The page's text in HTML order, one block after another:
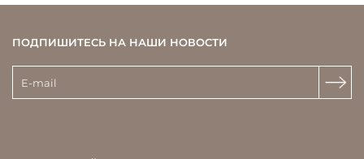
ПОДПИШИТЕСЬ НА НАШИ НОВОСТИ